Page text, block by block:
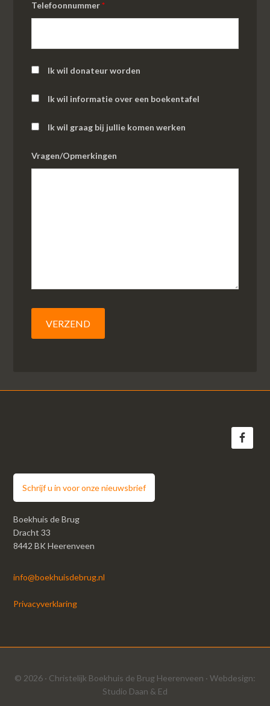
Telefoonnummer*
Ik wil donateur worden
Ik wil informatie over een boekentafel
Ik wil graag bij jullie komen werken
Vragen/Opmerkingen
Schrijf u in voor onze nieuwsbrief
Boekhuis de Brug
Dracht 33
8442 BK Heerenveen
info@boekhuisdebrug.nl
Privacyverklaring
© 2026 · Christelijk Boekhuis de Brug Heerenveen · Webdesign:
Studio Daan & Ed